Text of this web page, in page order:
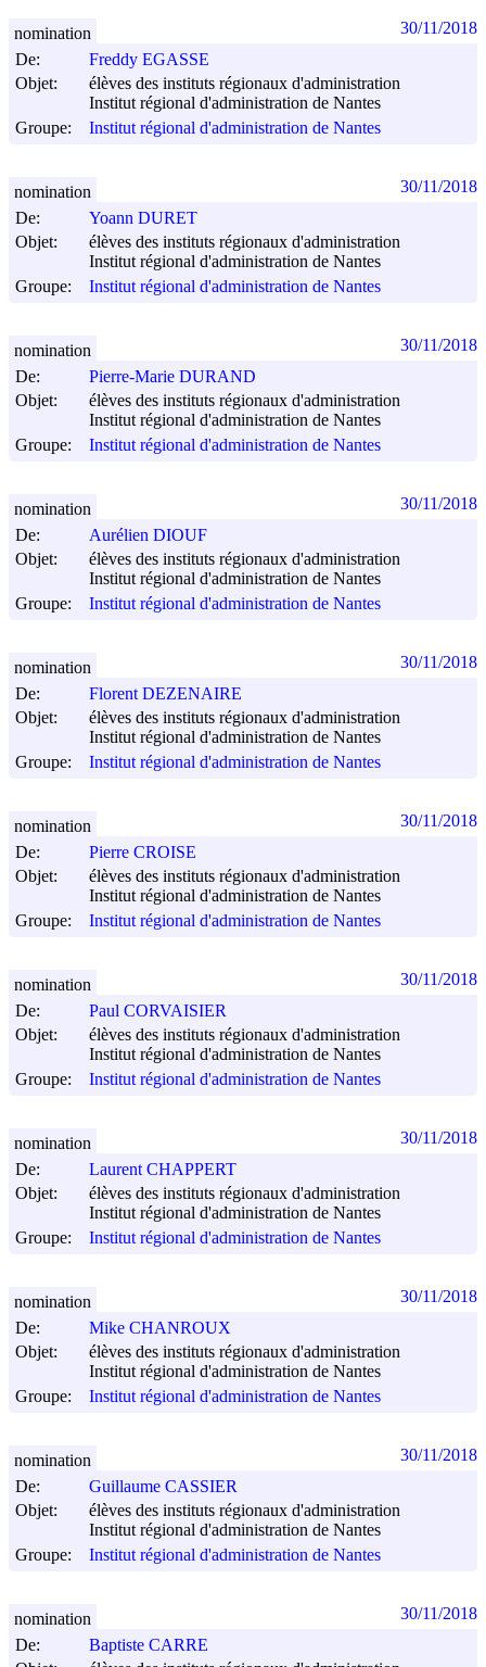
De:
Freddy EGASSE
Objet:
élèves des instituts régionaux d'administration
Institut régional d'administration de Nantes
Groupe:
Institut régional d'administration de Nantes
nomination 30/11/2018
De:
Yoann DURET
Objet:
élèves des instituts régionaux d'administration
Institut régional d'administration de Nantes
Groupe:
Institut régional d'administration de Nantes
nomination 30/11/2018
De:
Pierre-Marie DURAND
Objet:
élèves des instituts régionaux d'administration
Institut régional d'administration de Nantes
Groupe:
Institut régional d'administration de Nantes
nomination 30/11/2018
De:
Aurélien DIOUF
Objet:
élèves des instituts régionaux d'administration
Institut régional d'administration de Nantes
Groupe:
Institut régional d'administration de Nantes
nomination 30/11/2018
De:
Florent DEZENAIRE
Objet:
élèves des instituts régionaux d'administration
Institut régional d'administration de Nantes
Groupe:
Institut régional d'administration de Nantes
nomination 30/11/2018
De:
Pierre CROISE
Objet:
élèves des instituts régionaux d'administration
Institut régional d'administration de Nantes
Groupe:
Institut régional d'administration de Nantes
nomination 30/11/2018
De:
Paul CORVAISIER
Objet:
élèves des instituts régionaux d'administration
Institut régional d'administration de Nantes
Groupe:
Institut régional d'administration de Nantes
nomination 30/11/2018
De:
Laurent CHAPPERT
Objet:
élèves des instituts régionaux d'administration
Institut régional d'administration de Nantes
Groupe:
Institut régional d'administration de Nantes
nomination 30/11/2018
De:
Mike CHANROUX
Objet:
élèves des instituts régionaux d'administration
Institut régional d'administration de Nantes
Groupe:
Institut régional d'administration de Nantes
nomination 30/11/2018
De:
Guillaume CASSIER
Objet:
élèves des instituts régionaux d'administration
Institut régional d'administration de Nantes
Groupe:
Institut régional d'administration de Nantes
nomination 30/11/2018
De:
Baptiste CARRE
nomination 30/11/2018